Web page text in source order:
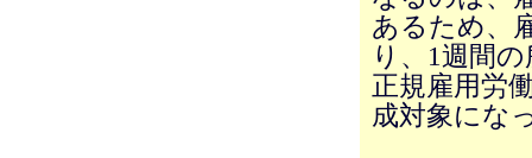
あるため、
り、1週間
正規雇用労
成対象にな